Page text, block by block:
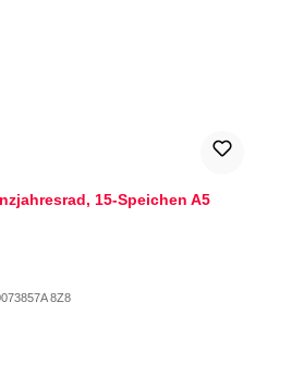
15-Speichen A5
8Z8